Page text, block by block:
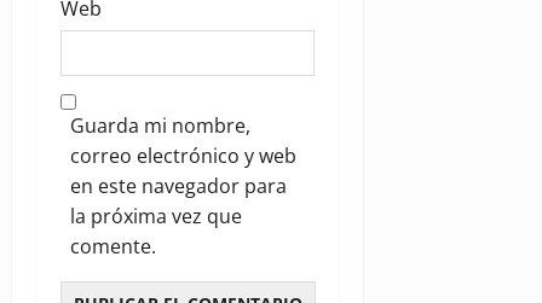
Web
Guarda mi nombre,
correo electrónico y web
en este navegador para
la próxima vez que
comente.